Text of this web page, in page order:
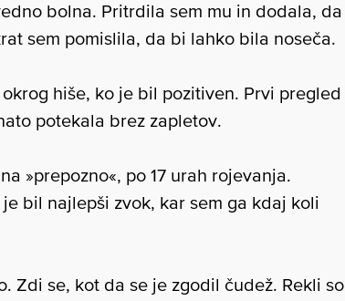
bolna. Pritrdila sem mu in dodala, da
sem pomislila, da bi lahko bila noseča.
hiše, ko je bil pozitiven. Prvi pregled
potekala brez zapletov.
»prepozno«, po 17 urah rojevanja.
bil najlepši zvok, kar sem ga kdaj koli
Zdi se, kot da se je zgodil čudež. Rekli so